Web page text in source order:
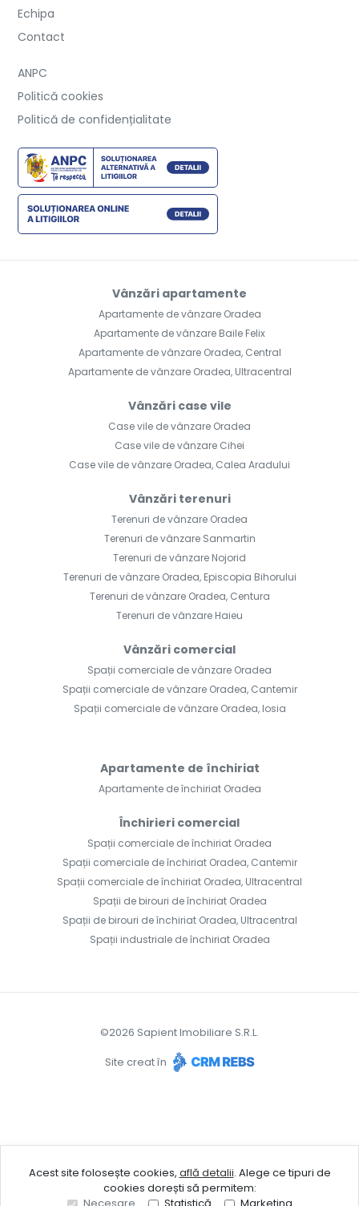
Echipa
Contact
ANPC
Politică cookies
Politică de confidențialitate
Vânzări apartamente
Apartamente de vânzare Oradea
Apartamente de vânzare Baile Felix
Apartamente de vânzare Oradea, Central
Apartamente de vânzare Oradea, Ultracentral
Vânzări case vile
Case vile de vânzare Oradea
Case vile de vânzare Cihei
Case vile de vânzare Oradea, Calea Aradului
Vânzări terenuri
Terenuri de vânzare Oradea
Terenuri de vânzare Sanmartin
Terenuri de vânzare Nojorid
Terenuri de vânzare Oradea, Episcopia Bihorului
Terenuri de vânzare Oradea, Centura
Terenuri de vânzare Haieu
Vânzări comercial
Spații comerciale de vânzare Oradea
Spații comerciale de vânzare Oradea, Cantemir
Spații comerciale de vânzare Oradea, Iosia
Apartamente de închiriat
Apartamente de închiriat Oradea
Închirieri comercial
Spații comerciale de închiriat Oradea
Spații comerciale de închiriat Oradea, Cantemir
Spații comerciale de închiriat Oradea, Ultracentral
Spații de birouri de închiriat Oradea
Spații de birouri de închiriat Oradea, Ultracentral
Spații industriale de închiriat Oradea
©2026 Sapient Imobiliare S.R.L.
Site creat în
Acest site folosește cookies, află detalii. Alege ce tipuri de
cookies dorești să permitem: